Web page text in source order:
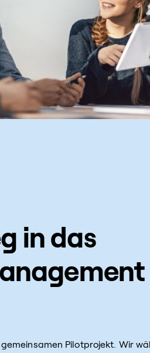
in das
Pilotprojekt. Wir